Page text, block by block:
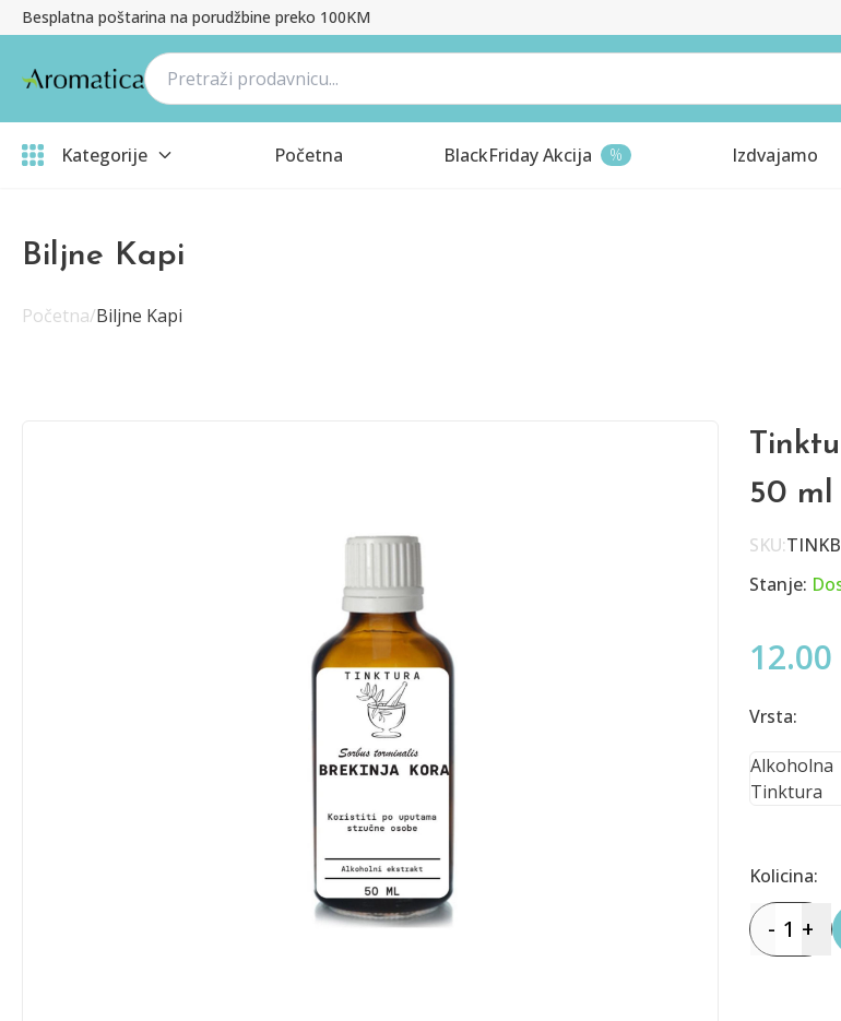
Besplatna poštarina na porudžbine preko 100KM
Kategorije Početna BlackFriday Akcija % Izdvajamo
Biljne Kapi
Početna/Biljne Kapi
50 ml
SKU:
Stanje:
Vrsta:
Alkoholna
Tinktura
Kolicina:
- 1 +